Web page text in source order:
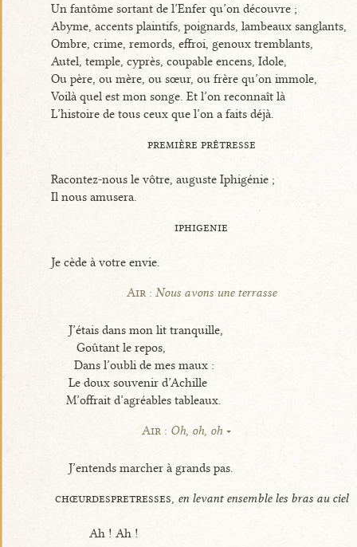
Un fantôme sortant de l’Enfer qu’on découvre ;
Abyme, accents plaintifs, poignards, lambeaux sanglants,
Ombre, crime, remords, effroi, genoux tremblants,
Autel, temple, cyprès, coupable encens, Idole,
Ou père, ou mère, ou sœur, ou frère qu’on immole,
Voilà quel est mon songe. Et l’on reconnaît là
L’histoire de tous ceux que l’on a faits déjà.
première prêtresse
Racontez-nous le vôtre, auguste Iphigénie ;
Il nous amusera.
iphigenie
Je cède à votre envie.
Air : Nous avons une terrasse
J’étais dans mon lit tranquille,
Goûtant le repos,
Dans l’oubli de mes maux :
Le doux souvenir d’Achille
M’offrait d’agréables tableaux.
Air : Oh, oh, oh
J’entends marcher à grands pas.
chœurdespretresses, en levant ensemble les bras au ciel
Ah ! Ah !